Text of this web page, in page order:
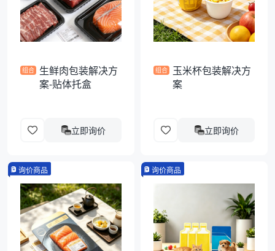
拉伸膜
组合 生鲜肉包装解决方
案-贴体托盒
立即询价
组合 玉米杯包装解决方
案
立即询价
询价商品 询价商品